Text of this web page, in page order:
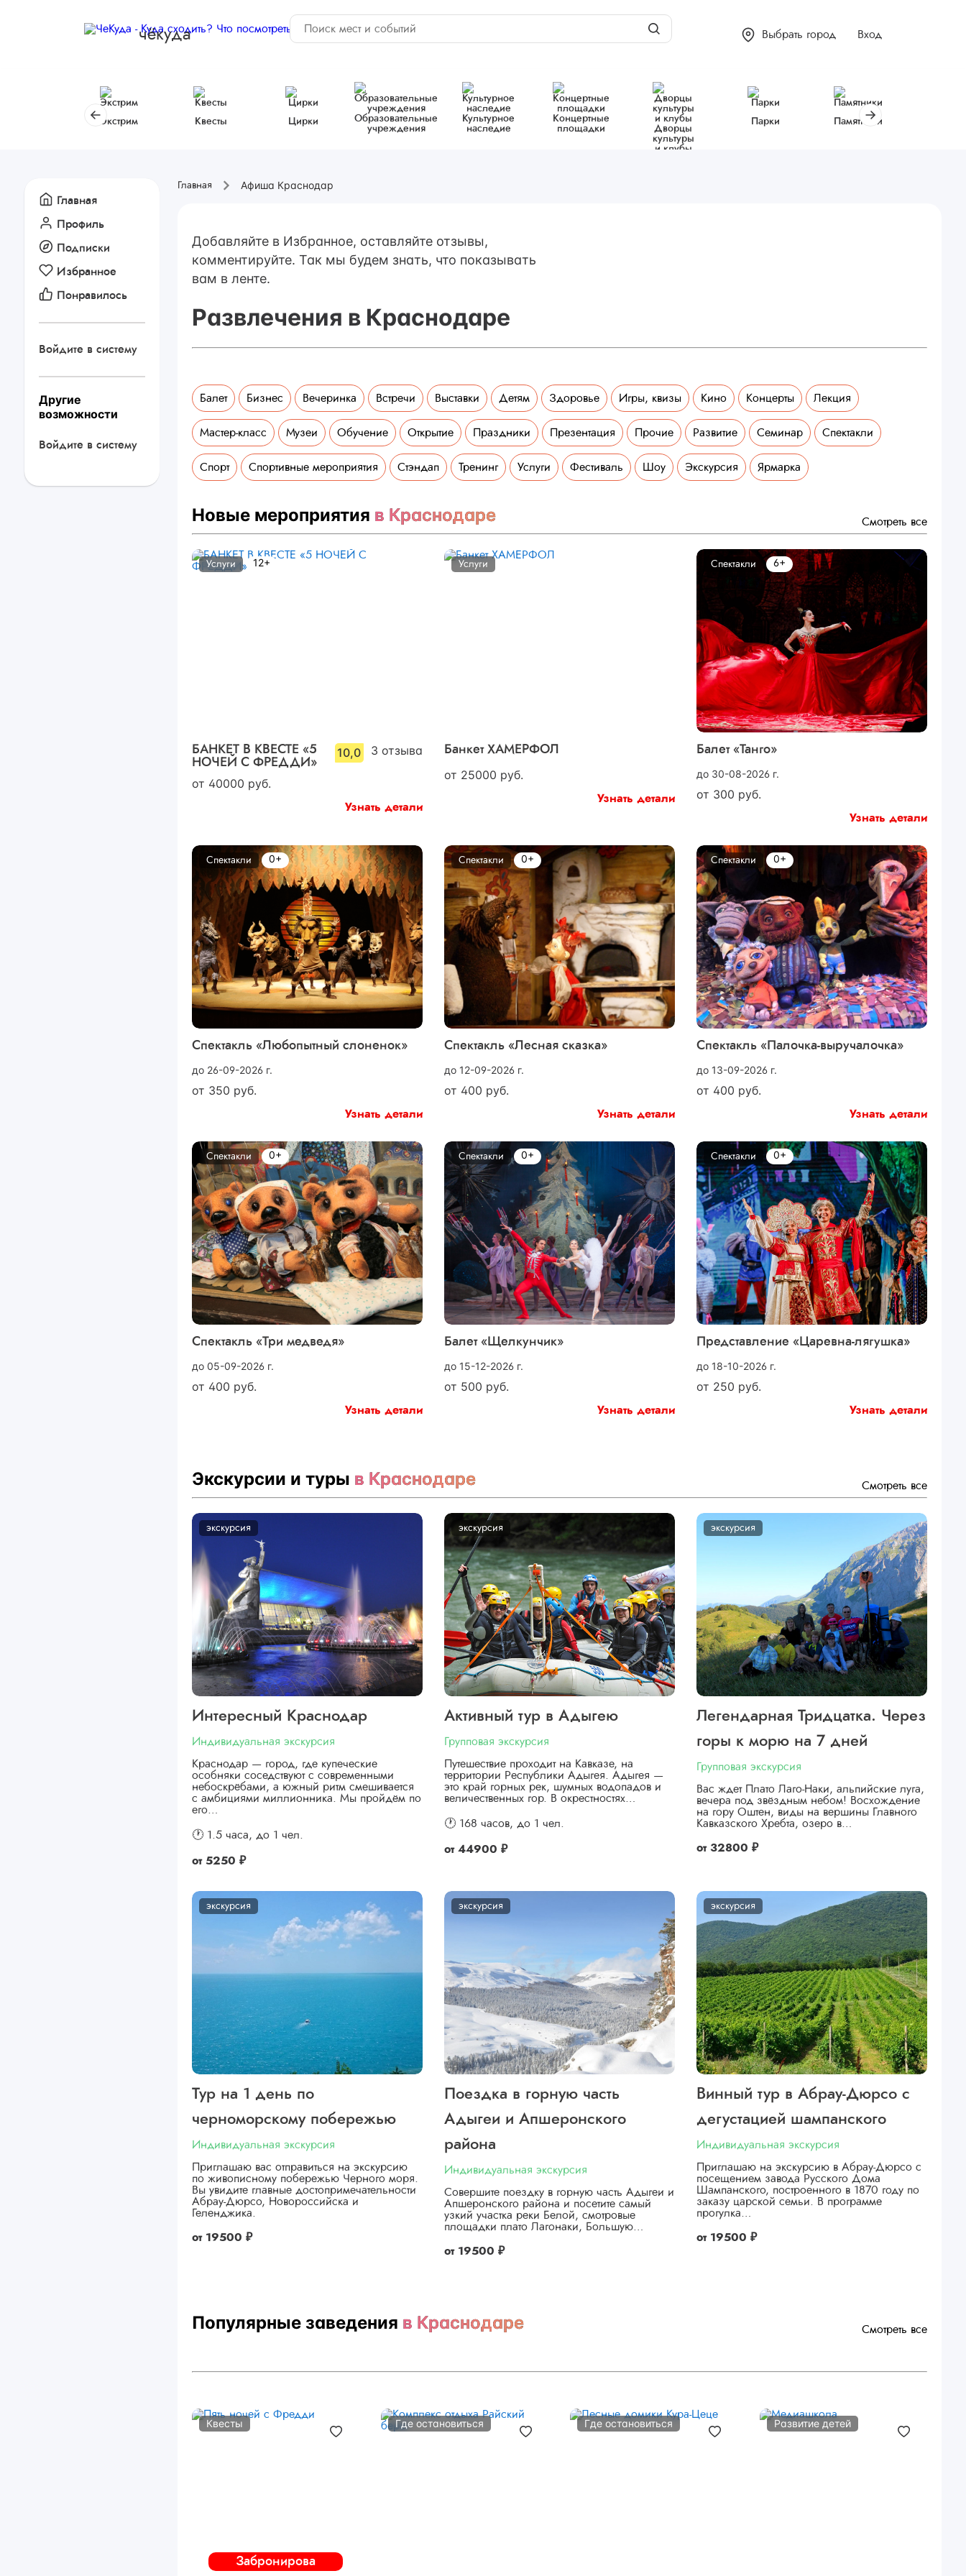
чёкуда Выбрать город Вход
Экстрим Квесты Цирки
Образовательные
учреждения
Культурное
наследие
Концертные
площадки
Дворцы
культуры
и клубы
Парки Памятники
Главная
Профиль
Подписки
Избранное
Понравилось
Войдите в систему
Другие
возможности
Войдите в систему
Главная Афиша Краснодар
Добавляйте в Избранное, оставляйте отзывы,
комментируйте. Так мы будем знать, что показывать
вам в ленте.
Развлечения в Краснодаре
Балет Бизнес Вечеринка Встречи Выставки Детям Здоровье Игры, квизы Кино Концерты Лекция
Мастер-класс Музеи Обучение Открытие Праздники Презентация Прочие Развитие Семинар Спектакли
Спорт Спортивные мероприятия Стэндап Тренинг Услуги Фестиваль Шоу Экскурсия Ярмарка
Новые мероприятия в Краснодаре Смотреть все
БАНКЕТ В КВЕСТЕ «5
НОЧЕЙ С ФРЕДДИ»
10,0 3 отзыва
от 40000 руб.
Услуги 12+
Узнать детали
Банкет ХАМЕРФОЛ
от 25000 руб.
Услуги
Узнать детали
Балет «Танго»
до 30-08-2026 г.
от 300 руб.
Спектакли 6+
Узнать детали
Спектакль «Любопытный слоненок»
до 26-09-2026 г.
от 350 руб.
Спектакли 0+
Узнать детали
Спектакль «Лесная сказка»
до 12-09-2026 г.
от 400 руб.
Спектакли 0+
Узнать детали
Спектакль «Палочка-выручалочка»
до 13-09-2026 г.
от 400 руб.
Спектакли 0+
Узнать детали
Спектакль «Три медведя»
до 05-09-2026 г.
от 400 руб.
Спектакли 0+
Узнать детали
Балет «Щелкунчик»
до 15-12-2026 г.
от 500 руб.
Спектакли 0+
Узнать детали
Представление «Царевна-лягушка»
до 18-10-2026 г.
от 250 руб.
Спектакли 0+
Узнать детали
Экскурсии и туры в Краснодаре Смотреть все
экскурсия
Интересный Краснодар
Индивидуальная экскурсия
Краснодар — город, где купеческие
особняки соседствуют с современными
небоскрёбами, а южный ритм смешивается
с амбициями миллионника. Мы пройдём по
его…
🕐 1.5 часа, до 1 чел.
от 5250 ₽
экскурсия
Активный тур в Адыгею
Групповая экскурсия
Путешествие проходит на Кавказе, на
территории Республики Адыгея. Адыгея —
это край горных рек, шумных водопадов и
величественных гор. В окрестностях…
🕐 168 часов, до 1 чел.
от 44900 ₽
экскурсия
Легендарная Тридцатка. Через
горы к морю на 7 дней
Групповая экскурсия
Вас ждет Плато Лаго-Наки, альпийские луга,
вечера под звёздным небом! Восхождение
на гору Оштен, виды на вершины Главного
Кавказского Хребта, озеро в…
от 32800 ₽
экскурсия
Тур на 1 день по
черноморскому побережью
Индивидуальная экскурсия
Приглашаю вас отправиться на экскурсию
по живописному побережью Черного моря.
Вы увидите главные достопримечательности
Абрау-Дюрсо, Новороссийска и
Геленджика.
от 19500 ₽
экскурсия
Поездка в горную часть
Адыгеи и Апшеронского
района
Индивидуальная экскурсия
Совершите поездку в горную часть Адыгеи и
Апшеронского района и посетите самый
узкий участка реки Белой, смотровые
площадки плато Лагонаки, Большую…
от 19500 ₽
экскурсия
Винный тур в Абрау-Дюрсо с
дегустацией шампанского
Индивидуальная экскурсия
Приглашаю на экскурсию в Абрау-Дюрсо с
посещением завода Русского Дома
Шампанского, построенного в 1870 году по
заказу царской семьи. В программе
прогулка…
от 19500 ₽
Популярные заведения в Краснодаре Смотреть все
Забронирова
Квесты Где остановиться Где остановиться Развитие детей